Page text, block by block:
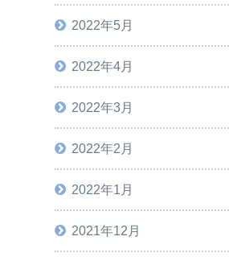
2022年5月
2022年4月
2022年3月
2022年2月
2022年1月
2021年12月